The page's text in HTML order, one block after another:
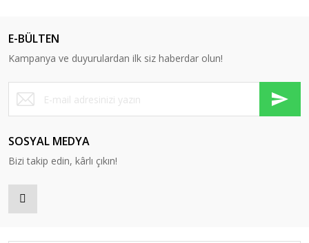
E-BÜLTEN
Kampanya ve duyurulardan ilk siz haberdar olun!
SOSYAL MEDYA
Bizi takip edin, kârlı çıkın!